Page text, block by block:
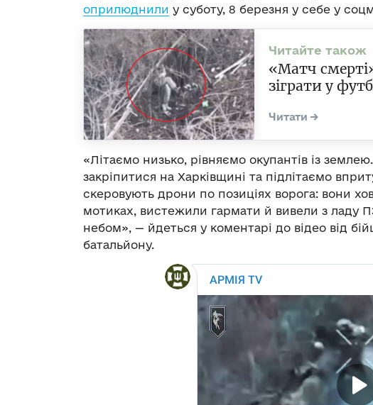
оприлюднили у суботу, 8 березня у себе у
«Матч
зіграти у
«Літаємо низько, рівняємо окупантів із
закріпитися на Харківщині та підлітаємо
скеровують дрони по позиціях ворога: вони
мотиках, вистежили гармати й вивели з ладу
небом», — йдеться у коментарі до відео від
батальйону.